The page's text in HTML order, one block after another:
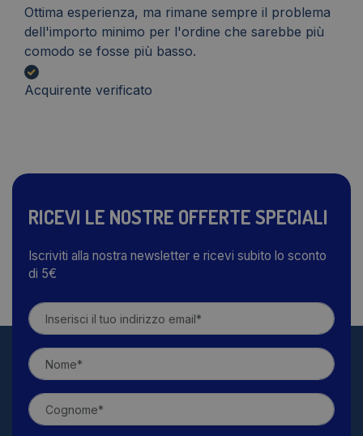
Ottima esperienza, ma rimane sempre il problema
dell'importo minimo per l'ordine che sarebbe più
comodo se fosse più basso.
Acquirente verificato
RICEVI LE NOSTRE OFFERTE SPECIALI
Iscriviti alla nostra newsletter e ricevi subito lo sconto
di 5€